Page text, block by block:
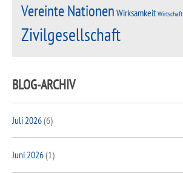
Vereinte Nationen Wirksamkeit Wirtschaft
Zivilgesellschaft
BLOG-ARCHIV
Juli 2026(6)
Juni 2026(1)